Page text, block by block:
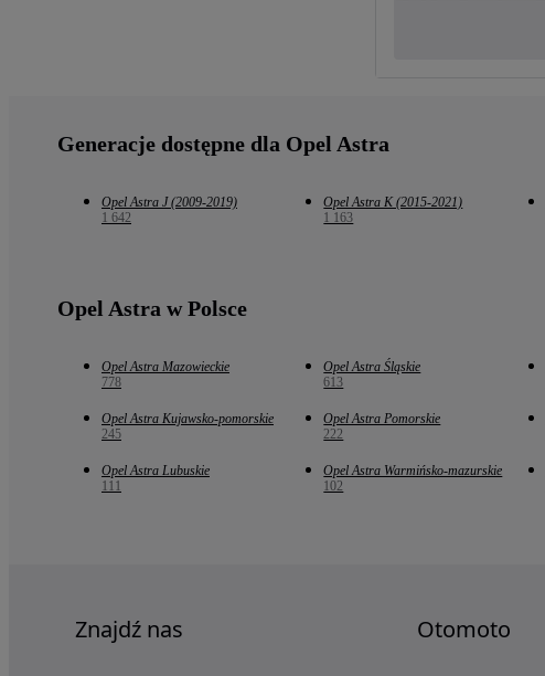
Generacje dostępne dla Opel Astra
Opel Astra J (2009-2019)
1 642
Opel Astra K (2015-2021)
1 163
Opel Astra w Polsce
Opel Astra Mazowieckie
778
Opel Astra Śląskie
613
Opel Astra Kujawsko-pomorskie
245
Opel Astra Pomorskie
222
Opel Astra Lubuskie
111
Opel Astra Warmińsko-mazurskie
102
Znajdź nas Otomoto